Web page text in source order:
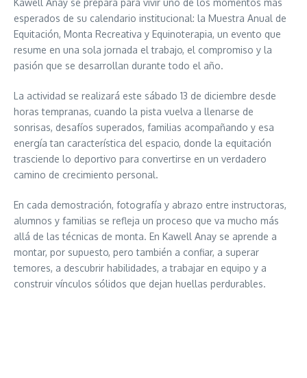
Kawell Anay se prepara para vivir uno de los momentos más
esperados de su calendario institucional: la Muestra Anual de
Equitación, Monta Recreativa y Equinoterapia, un evento que
resume en una sola jornada el trabajo, el compromiso y la
pasión que se desarrollan durante todo el año.
La actividad se realizará este sábado 13 de diciembre desde
horas tempranas, cuando la pista vuelva a llenarse de
sonrisas, desafíos superados, familias acompañando y esa
energía tan característica del espacio, donde la equitación
trasciende lo deportivo para convertirse en un verdadero
camino de crecimiento personal.
En cada demostración, fotografía y abrazo entre instructoras,
alumnos y familias se refleja un proceso que va mucho más
allá de las técnicas de monta. En Kawell Anay se aprende a
montar, por supuesto, pero también a confiar, a superar
temores, a descubrir habilidades, a trabajar en equipo y a
construir vínculos sólidos que dejan huellas perdurables.